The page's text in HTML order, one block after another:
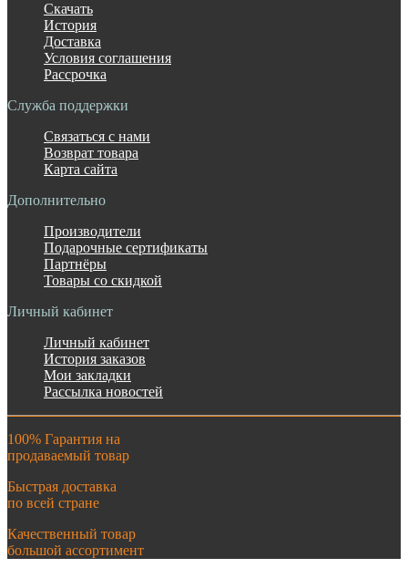
Скачать
История
Доставка
Условия соглашения
Рассрочка
Служба поддержки
Связаться с нами
Возврат товара
Карта сайта
Дополнительно
Производители
Подарочные сертификаты
Партнёры
Товары со скидкой
Личный кабинет
Личный кабинет
История заказов
Мои закладки
Рассылка новостей
100% Гарантия на
продаваемый товар
Быстрая доставка
по всей стране
Качественный товар
большой ассортимент